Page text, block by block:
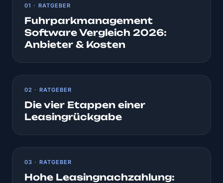
01 · RATGEBER
Fuhrparkmanagement
Software Vergleich 2026:
Anbieter & Kosten
02 · RATGEBER
Die vier Etappen einer
Leasingrückgabe
03 · RATGEBER
Hohe Leasingnachzahlung: